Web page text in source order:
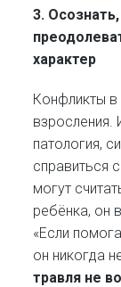
3.
характер
Конфликты в
взросления.
патология,
справиться
могут
ребёнка, он
«Если
он никогда
травля не